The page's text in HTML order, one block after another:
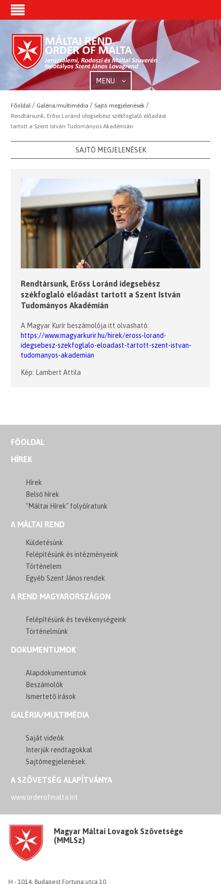
MENU
Főoldal / Galéria/multimédia / Sajtó megjelenések /
Rendtársunk, Erőss Loránd idegsebész székfoglaló előadást
tartott a Szent István Tudományos Akadémián
SAJTÓ MEGJELENÉSEK
Rendtársunk, Erőss Loránd idegsebész
székfoglaló előadást tartott a Szent István
Tudományos Akadémián
A Magyar Kurír beszámolója itt olvasható:
https://www.magyarkurir.hu/hirek/eross-lorand-
idegsebesz-szekfoglalo-eloadast-tartott-szent-istvan-
tudomanyos-akademian
Kép: Lambert Attila
FŐOLDAL
HÍREK
Hírek
Belső hírek
"Máltai Hírek" folyóíratunk
A MÁLTAI REND
Küldetésünk
Felépítésünk és intézményeink
Történelem
Egyéb Szent János rendek
A REND MAGYARORSZÁGON
Felépítésünk és tevékenységeink
Történelmünk
DOKUMENTUMOK
Alapdokumentumok
Beszámolók
Ismertető írások
GALÉRIA/MULTIMÉDIA
Saját videók
Interjúk rendtagokkal
Sajtómegjelenések
A SZÖVETSÉG ALAPÍTVÁNYA
www.orderofmalta.int
Magyar Máltai Lovagok Szövetsége
(MMLSz)
H - 1014, Budapest Fortuna utca 10.